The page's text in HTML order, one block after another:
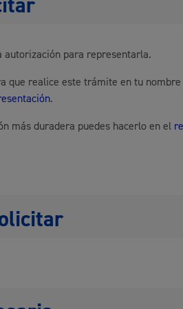
Cultura
Turismo
autorización para representarla.
que realice este trámite en tu nombre
.
más duradera puedes hacerlo en el